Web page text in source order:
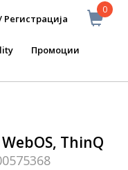
0
Регистрација
Промоции
ThinQ